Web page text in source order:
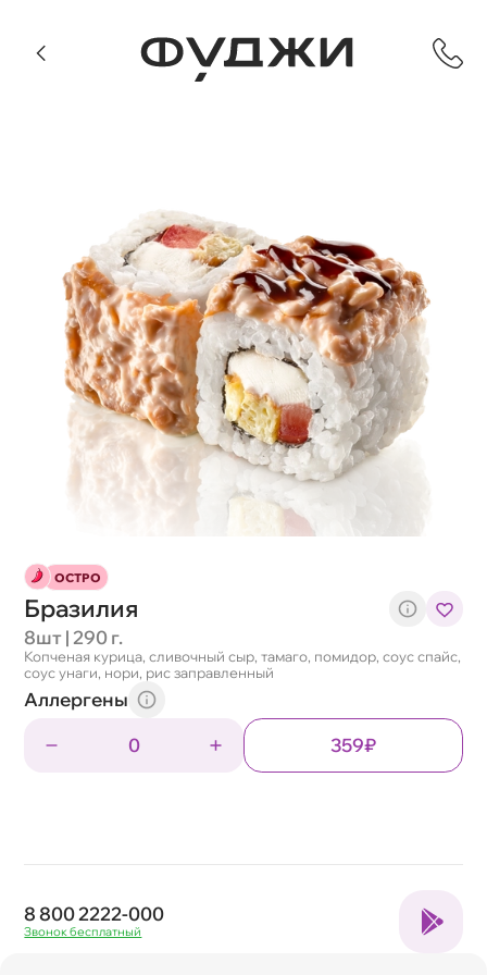
ОСТРО
Бразилия
8шт | 290 г.
Копченая курица, сливочный сыр, тамаго, помидор, соус спайс,
соус унаги, нори, рис заправленный
Аллергены
0
359₽
8 800 2222-000
Звонок бесплатный